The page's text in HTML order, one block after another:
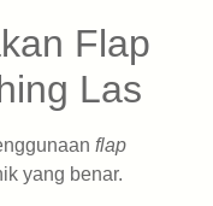
Flap
Las
flap
yang benar.